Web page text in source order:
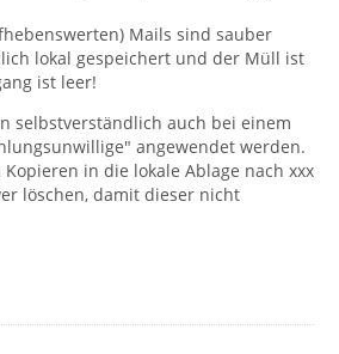
Mails sind sauber
lokal gespeichert und der Müll ist
ist leer!
selbstverständlich auch bei einem
angewendet werden.
in die lokale Ablage nach xxx
löschen, damit dieser nicht